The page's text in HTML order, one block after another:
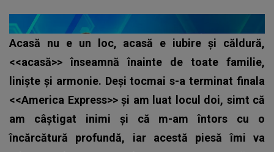
Acasă nu e un loc, acasă e iubire și căldură,
<<acasă>> înseamnă înainte de toate familie,
liniște și armonie. Deși tocmai s-a terminat finala
<<America Express>> și am luat locul doi, simt că
am câștigat inimi și că m-am întors cu o
încărcătură profundă, iar acestă piesă îmi va